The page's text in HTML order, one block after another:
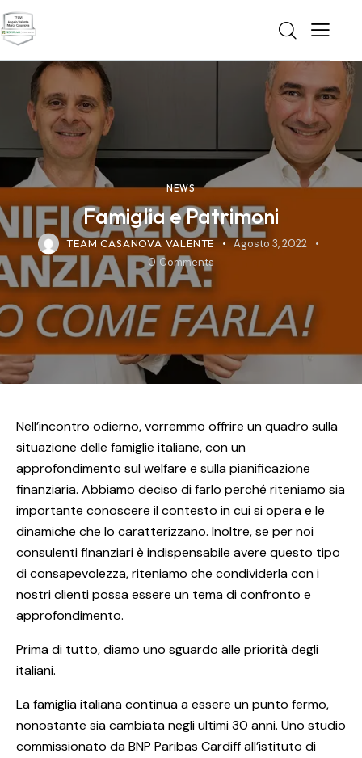
NEWS
Famiglia e Patrimoni
TEAM CASANOVA VALENTE
Agosto 3, 2022
0 Comments
Nell’incontro odierno, vorremmo offrire un quadro sulla
situazione delle famiglie italiane, con un
approfondimento sul welfare e sulla pianificazione
finanziaria. Abbiamo deciso di farlo perché riteniamo sia
importante conoscere il contesto in cui si opera e le
dinamiche che lo caratterizzano. Inoltre, se per noi
consulenti finanziari è indispensabile avere questo tipo
di consapevolezza, riteniamo che condividerla con i
nostri clienti possa essere un tema di confronto e
approfondimento.
Prima di tutto, diamo uno sguardo alle priorità degli
italiani.
La famiglia italiana continua a essere un punto fermo,
nonostante sia cambiata negli ultimi 30 anni. Uno studio
commissionato da BNP Paribas Cardiff all’istituto di